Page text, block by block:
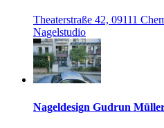
Theaterstraße 42, 09111
Nagelstudio
Nageldesign Gudrun